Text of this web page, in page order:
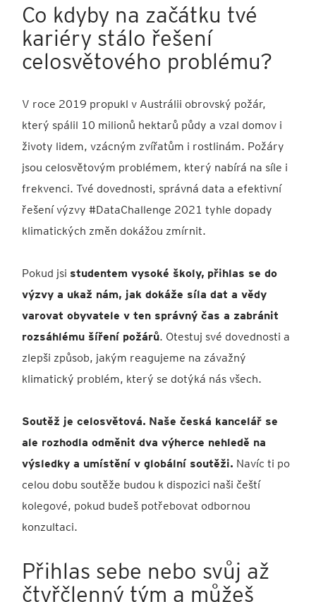
Co kdyby na začátku tvé
kariéry stálo řešení
celosvětového problému?
V roce 2019 propukl v Austrálii obrovský požár,
který spálil 10 milionů hektarů půdy a vzal domov i
životy lidem, vzácným zvířatům i rostlinám. Požáry
jsou celosvětovým problémem, který nabírá na síle i
frekvenci. Tvé dovednosti, správná data a efektivní
řešení výzvy #DataChallenge 2021 tyhle dopady
klimatických změn dokážou zmírnit.
Pokud jsi studentem vysoké školy, přihlas se do
výzvy a ukaž nám, jak dokáže síla dat a vědy
varovat obyvatele v ten správný čas a zabránit
rozsáhlému šíření požárů. Otestuj své dovednosti a
zlepši způsob, jakým reagujeme na závažný
klimatický problém, který se dotýká nás všech.
Soutěž je celosvětová. Naše česká kancelář se
ale rozhodla odměnit dva výherce nehledě na
výsledky a umístění v globální soutěži. Navíc ti po
celou dobu soutěže budou k dispozici naši čeští
kolegové, pokud budeš potřebovat odbornou
konzultaci.
Přihlas sebe nebo svůj až
čtyřčlenný tým a můžeš